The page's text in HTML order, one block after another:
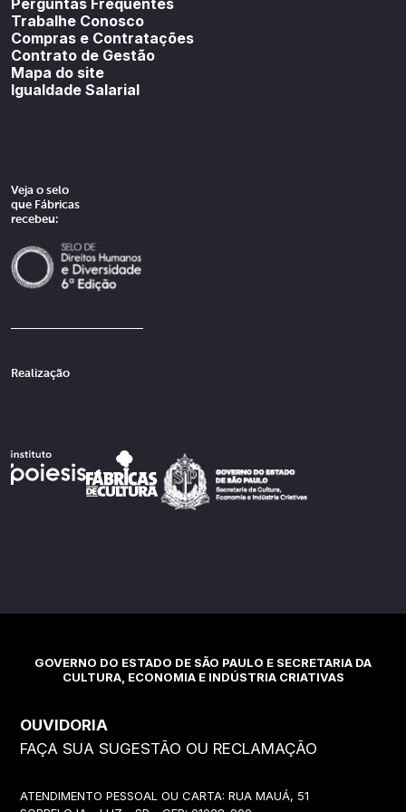
Trabalhe Conosco
Compras e Contratações
Contrato de Gestão
Mapa do site
Igualdade Salarial
Veja o selo
que Fábricas
recebeu:
Realização
GOVERNO DO ESTADO DE SÃO PAULO E SECRETARIA DA
CULTURA, ECONOMIA E INDÚSTRIA CRIATIVAS
OUVIDORIA
FAÇA SUA SUGESTÃO OU RECLAMAÇÃO
ATENDIMENTO PESSOAL OU CARTA: RUA MAUÁ, 51